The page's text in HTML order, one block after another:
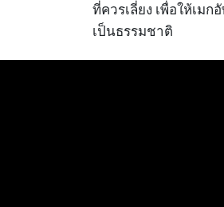
ที่ควรเลี่ยง เพื่อให้เมก
เป็นธรรมชาติ